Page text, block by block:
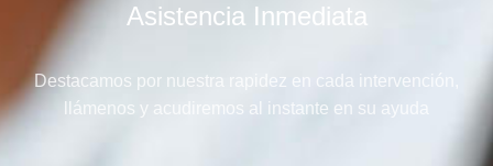
Asistencia Inmediata
Destacamos por nuestra rapidez en cada intervención,
llámenos y acudiremos al instante en su ayuda